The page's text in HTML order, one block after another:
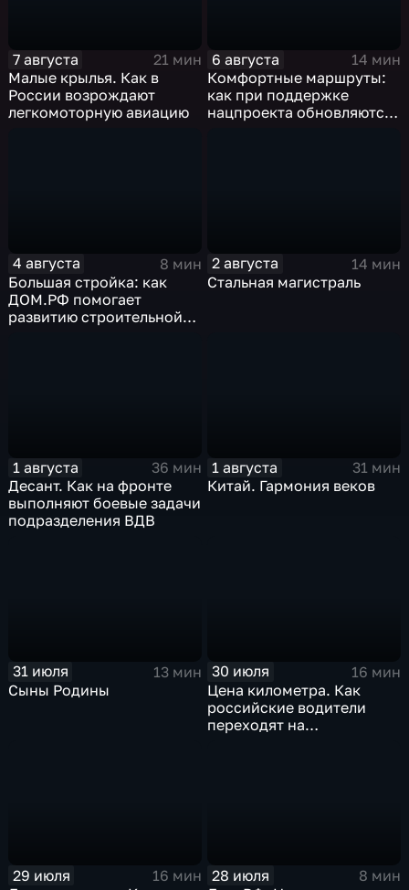
7 августа
21 мин
Малые крылья. Как в
России возрождают
легкомоторную авиацию
6 августа
14 мин
Комфортные маршруты:
как при поддержке
нацпроекта обновляются
4 августа
8 мин
Большая стройка: как
ДОМ.РФ помогает
развитию строительной
2 августа
14 мин
Стальная магистраль
1 августа
36 мин
Десант. Как на фронте
выполняют боевые задачи
подразделения ВДВ
1 августа
31 мин
Китай. Гармония веков
31 июля
13 мин
Сыны Родины
30 июля
16 мин
Цена километра. Как
российские водители
переходят на
29 июля
16 мин
28 июля
8 мин